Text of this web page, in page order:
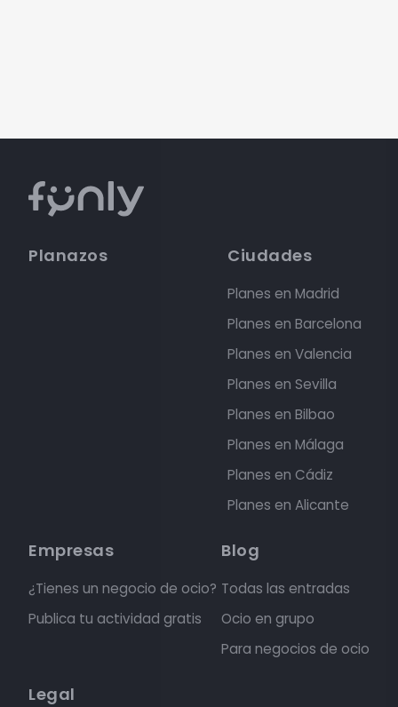
Planazos Ciudades
Planes en Madrid
Planes en Barcelona
Planes en Valencia
Planes en Sevilla
Planes en Bilbao
Planes en Málaga
Planes en Cádiz
Planes en Alicante
Empresas
¿Tienes un negocio de ocio?
Publica tu actividad gratis
Blog
Todas las entradas
Ocio en grupo
Para negocios de ocio
Legal